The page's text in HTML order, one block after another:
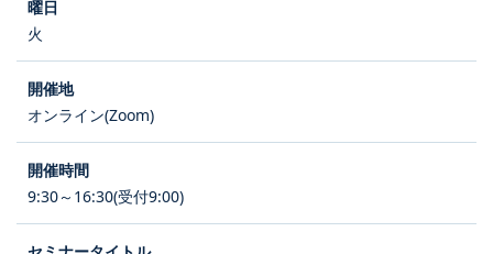
火
オンライン(Zoom)
9:30～16:30(受付9:00)